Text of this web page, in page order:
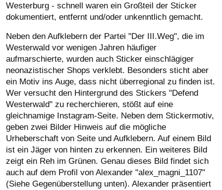
Westerburg - schnell waren ein Großteil der Sticker
dokumentiert, entfernt und/oder unkenntlich gemacht.
Neben den Aufklebern der Partei "Der III.Weg", die im
Westerwald vor wenigen Jahren häufiger
aufmarschierte, wurden auch Sticker einschlägiger
neonazistischer Shops verklebt. Besonders sticht aber
ein Motiv ins Auge, dass nicht überregional zu finden ist.
Wer versucht den Hintergrund des Stickers "Defend
Westerwald" zu recherchieren, stößt auf eine
gleichnamige Instagram-Seite. Neben dem Stickermotiv,
geben zwei Bilder Hinweis auf die mögliche
Urheberschaft von Seite und Aufklebern. Auf einem Bild
ist ein Jäger von hinten zu erkennen. Ein weiteres Bild
zeigt ein Reh im Grünen. Genau dieses Bild findet sich
auch auf dem Profil von Alexander "alex_magni_1107"
(Siehe Gegenüberstellung unten). Alexander präsentiert